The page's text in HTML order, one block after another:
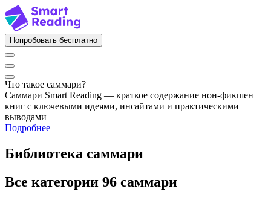
Попробовать бесплатно
Что такое саммари?
Саммари Smart Reading — краткое содержание нон-фикшен
книг с ключевыми идеями, инсайтами и практическими
выводами
Подробнее
Библиотека саммари
Все категории 96 саммари